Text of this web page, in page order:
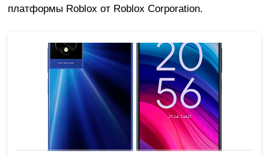
платформы Roblox от Roblox Corporation.